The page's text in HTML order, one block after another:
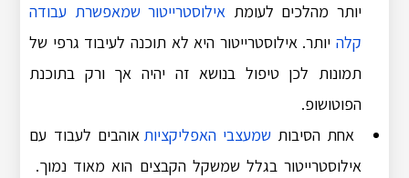
יותר מהלכים לעומת אילוסטרייטור שמאפשרת עבודה
קלה יותר. אילוסטרייטור היא לא תוכנה לעיבוד גרפי של
תמונות לכן טיפול בנושא זה יהיה אך ורק בתוכנת
הפוטושופ.
אחת הסיבות שמעצבי האפליקציות אוהבים לעבוד עם
אילוסטרייטור בגלל שמשקל הקבצים הוא מאוד נמוך.